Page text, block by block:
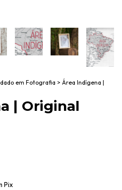
em Fotografia > Área Indígena |
| Original
Pix